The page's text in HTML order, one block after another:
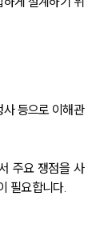
등으로 이해관
주요 쟁점을 사
필요합니다.